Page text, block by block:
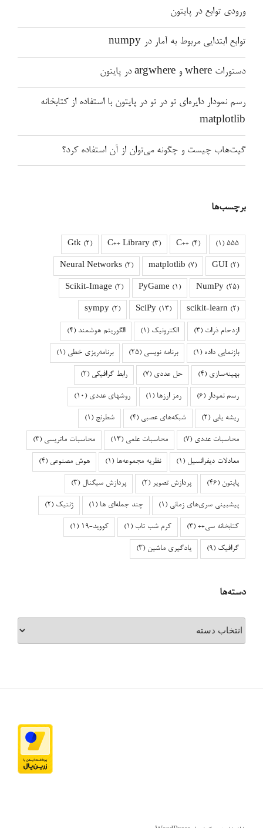
ورودی توابع در پایتون
توابع ابتدایی مربوط به آمار در numpy
دستورات where و argwhere در پایتون
رسم نمودار دایره‌ای تو در تو در پایتون با استفاده از کتابخانه
matplotlib
گیت‌هاب چیست و چگونه می‌توان از آن استفاده کرد؟
برچسب‌ها
555
(1)
C++ (4)
C++ Library (3)
Gtk (2)
GUI (2)
matplotlib (7)
Neural Networks (2)
NumPy (25)
PyGame (1)
Scikit-Image (2)
scikit-learn (2)
SciPy (13)
sympy (2)
ازدحام ذرات (3) الکترونیک (1) الگوریتم هوشمند (4)
بازنمایی داده (1) برنامه نویسی (25) برنامه‌ریزی خطی (1)
بهینه‌سازی (4) حل عددی (7) رابط گرافیکی (2)
رسم نمودار (6) رمز ارزها (1) روشهای عددی (10)
ریشه یابی (2) شبکه‌های عصبی (4) شطرنج (1)
محاسبات عددی (7) محاسبات علمی (13) محاسبات ماتریسی (3)
معادلات دیفرانسیل (1) نظریه مجموعه‌ها (1) هوش مصنوعی (4)
پایتون (46) پردازش تصویر (2) پردازش سیگنال (3)
پیشبینی سری‌های زمانی (1) چند جمله‌ای ها (1) ژنتیک (2)
کتابخانه سی++ (3) کرم شب تاب (1) کووید-۱۹ (1)
گرافیک (9) یادگیری ماشین (3)
دسته‌ها